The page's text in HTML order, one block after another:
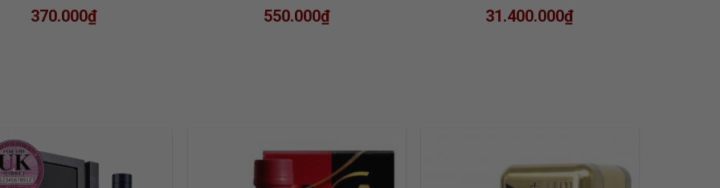
370.000₫ 550.000₫ 31.400.000₫